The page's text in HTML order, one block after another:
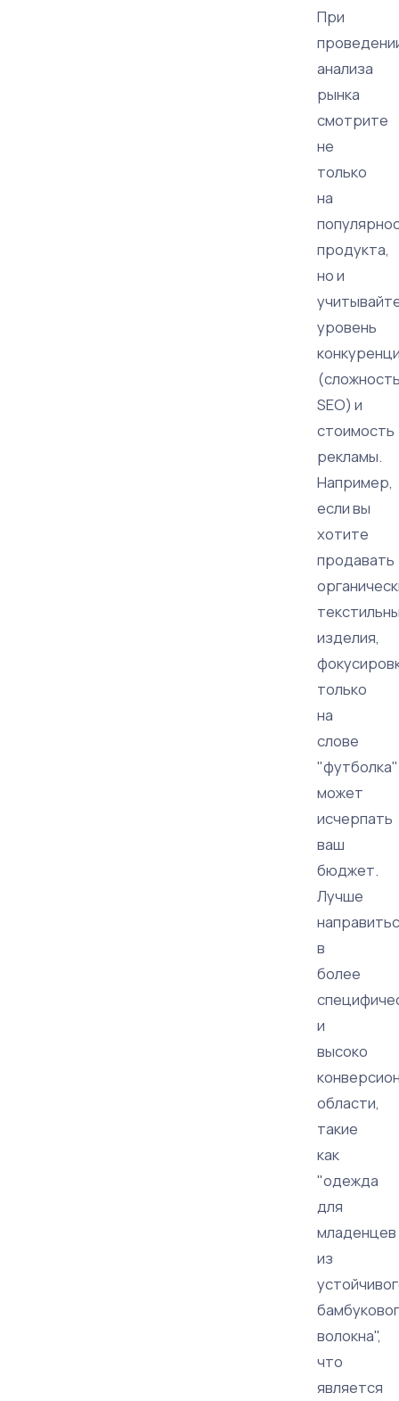
При
анализа
рынка
смотрите
не
только
на
продукта,
но и
уровень
SEO) и
стоимость
рекламы.
Например,
если вы
хотите
продавать
изделия,
только
на
слове
"футболка"
может
исчерпать
ваш
бюджет.
Лучше
в
более
и
высоко
области,
такие
как
"одежда
для
младенцев
из
волокна",
что
является